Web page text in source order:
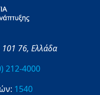
101 76, Ελλάδα
212-4000
1540